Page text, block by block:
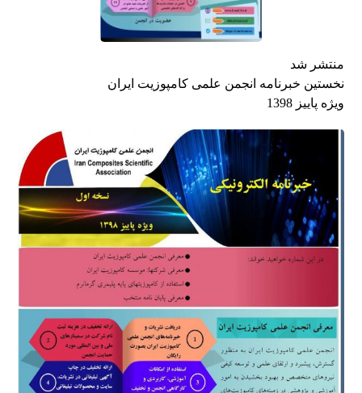
منتشر شد
نخستین خبرنامه انجمن علمی کامپوزیت ایران
ویژه پاییز 1398